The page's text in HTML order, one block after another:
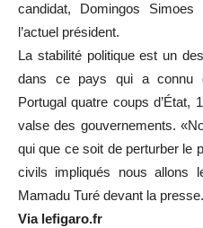
candidat, Domingos
l’actuel président.
La stabilité politique est un
dans ce pays qui a connu
Portugal quatre coups d’État,
valse des gouvernements.
qui que ce soit de perturber le
civils impliqués nous allons
Mamadu Turé devant la presse.
Via lefigaro.fr